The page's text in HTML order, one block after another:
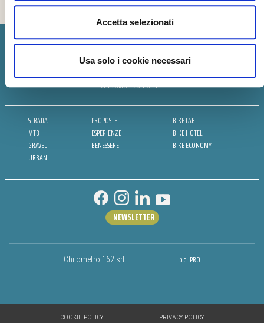
Accetta selezionati
Usa solo i cookie necessari
CHI SIAMO CONTATTI
STRADA
MTB
GRAVEL
URBAN
PROPOSTE
ESPERIENZE
BENESSERE
BIKE LAB
BIKE HOTEL
BIKE ECONOMY
Chilometro 162 srl bici.PRO
NEWSLETTER
COOKIE POLICY PRIVACY POLICY